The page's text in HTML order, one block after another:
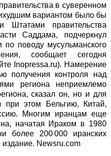
в суверенном
вариантом было бы
Штатами правительства
Саддама, подчеркнул
поводу мусульманского
сообщает сегодня
Inopressa.ru). Намерение
получения контроля над
региона неприемлемо
сказал он, но и для
при этом Бельгию, Китай,
Многим иранцам еще
начатая Ираком в 1980
более 200 000 иранских
издание. Newsru.com